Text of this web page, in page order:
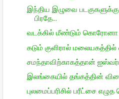
இந்திய இழுவை
பிரதே...
வடக்கில் மீண்டும் கொரோனா
கடும் குளிரால்
சமந்தாவிற்காகத்தான்
இலங்கையில் தங்கத்தின்
புலமைப்பரிசில் பரீட்சை